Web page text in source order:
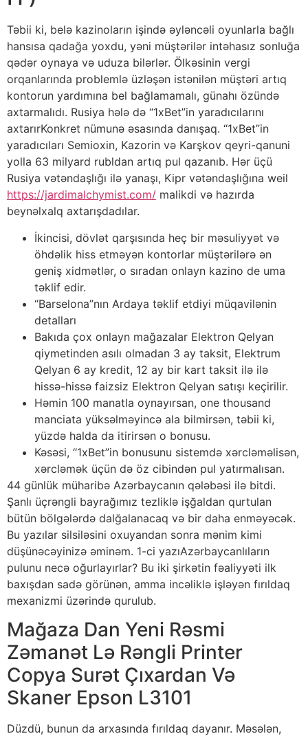
Təbii ki, belə kazinoların işində əyləncəli oyunlarla bağlı
hansısa qadağa yoxdu, yəni müştərilər intəhasız sonluğa
qədər oynaya və uduza bilərlər. Ölkəsinin vergi
orqanlarında problemlə üzləşən istənilən müştəri artıq
kontorun yardımına bel bağlamamalı, günahı özündə
axtarmalıdı. Rusiya hələ də “1xBet”in yaradıcılarını
axtarırKonkret nümunə əsasında danışaq. “1xBet”in
yaradıcıları Semioxin, Kazorin və Karşkov qeyri-qanuni
yolla 63 milyard rubldan artıq pul qazanıb. Hər üçü
Rusiya vətəndaşlığı ilə yanaşı, Kipr vətəndaşlığına weil
https://jardimalchymist.com/ malikdi və hazırda
beynəlxalq axtarışdadılar.
İkincisi, dövlət qarşısında heç bir məsuliyyət və
öhdəlik hiss etməyən kontorlar müştərilərə ən
geniş xidmətlər, o sıradan onlayn kazino de uma
təklif edir.
“Barselona”nın Ardaya təklif etdiyi müqavilənin
detalları
Bakıda çox onlayn mağazalar Elektron Qelyan
qiymetinden asılı olmadan 3 ay taksit, Elektrum
Qelyan 6 ay kredit, 12 ay bir kart taksit ilə ilə
hissə-hissə faizsiz Elektron Qelyan satışı keçirilir.
Həmin 100 manatla oynayırsan, one thousand
manciata yüksəlməyincə ala bilmirsən, təbii ki,
yüzdə halda da itirirsən o bonusu.
Kəsəsi, “1xBet”in bonusunu sistemdə xərcləməlisən,
xərcləmək üçün də öz cibindən pul yatırmalısan.
44 günlük müharibə Azərbaycanın qələbəsi ilə bitdi.
Şanlı üçrəngli bayrağımız tezliklə işğaldan qurtulan
bütün bölgələrdə dalğalanacaq və bir daha enməyəcək.
Bu yazılar silsiləsini oxuyandan sonra mənim kimi
düşünəcəyinizə əminəm. 1-ci yazıAzərbaycanlıların
pulunu necə oğurlayırlar? Bu iki şirkətin fəaliyyəti ilk
baxışdan sadə görünən, amma incəliklə işləyən fırıldaq
mexanizmi üzərində qurulub.
Mağaza Dan Yeni Rəsmi
Zəmanət Lə Rəngli Printer
Copya Surət Çıxardan Və
Skaner Epson L3101
Düzdü, bunun da arxasında fırıldaq dayanır. Məsələn,